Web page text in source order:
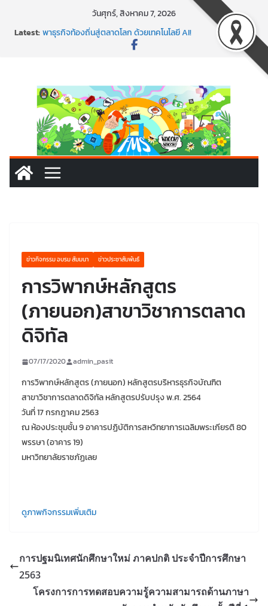
วันศุกร์, สิงหาคม 7, 2026
Latest:พาธุรกิจท้องถิ่นสู่ตลาดโลก ด้วยเทคโนโลยี AI!
SMEs ยุคนี้ ถ้าไม่ใช้ AI ถือว่าพลาดมาก!
พร้อมลุยแล้ว! ปักหมุดโรดแมป AI อัปสกิลธุรกิจให้พุ่งทะยาน
ข่าวกิจกรรม อบรม สัมมนา ข่าวประชาสัมพันธ์
การวิพากษ์หลักสูตร
(ภายนอก)สาขาวิชาการตลาด
ดิจิทัล
07/17/2020 admin_pasit
การวิพากษ์หลักสูตร (ภายนอก) หลักสูตรบริหารธุรกิจบัณฑิต
สาขาวิชาการตลาดดิจิทัล หลักสูตรปรับปรุง พ.ศ. 2564
วันที่ 17 กรกฎาคม 2563
ณ ห้องประชุมชั้น 9 อาคารปฏิบัติการสหวิทยาการเฉลิมพระเกียรติ 80
พรรษา (อาคาร 19)
มหาวิทยาลัยราชภัฏเลย
ดูภาพกิจกรรมเพิ่มเติม
การปฐมนิเทศนักศึกษาใหม่ ภาคปกติ ประจำปีการศึกษา
2563
โครงการการทดสอบความรู้ความสามารถด้านภาษา